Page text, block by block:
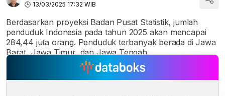
13/03/2025 17:32 WIB
Berdasarkan proyeksi Badan Pusat Statistik, jumlah
penduduk Indonesia pada tahun 2025 akan mencapai
284,44 juta orang. Penduduk terbanyak berada di Jawa
Barat, Jawa Timur, dan Jawa Tengah.